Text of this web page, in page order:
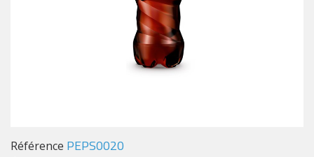
Référence PEPS0020